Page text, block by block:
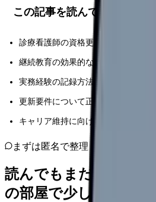
この記事を読んでほしい人
診療看護師の資格更新を控えている
継続教育の効果的な計画を立てたい方
実務経験の記録方法に不安がある方
更新要件について正確な情報を知り
キャリア維持に向けて戦略的なアプ
まずは匿名で整理
読んでもまだ苦しい
の部屋で少し話してみ